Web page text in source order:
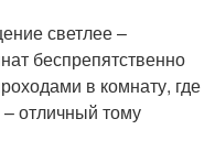
светлее –
беспрепятственно
в комнату, где
отличный тому